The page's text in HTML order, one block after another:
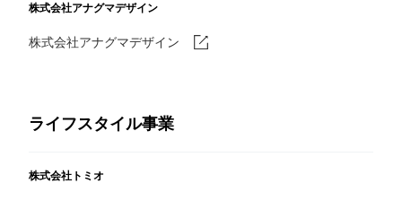
株式会社アナグマデザイン
株式会社アナグマデザイン
ライフスタイル事業
株式会社トミオ